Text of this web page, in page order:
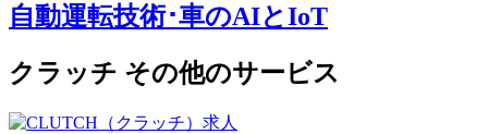
自動運転技術･車のAIとIoT
クラッチ その他のサービス